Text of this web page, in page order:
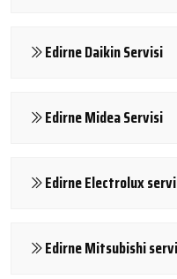
Edirne Daikin Servisi
Edirne Midea Servisi
Edirne Electrolux
Edirne Mitsubishi